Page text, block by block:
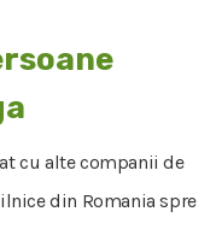
cu alte companii de
din Romania spre